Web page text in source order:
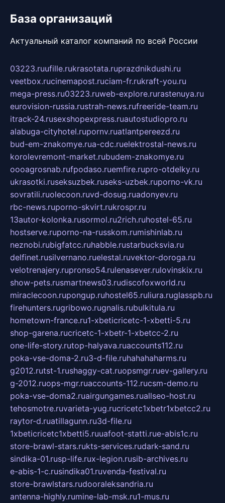
База организаций
Актуальный каталог компаний по всей России
03223.ruufille.rukrasotata.ruprazdnikdushi.ru
veetbox.rucinemapost.ruciam-fr.rukraft-you.ru
mega-press.ru03223.ruweb-explore.rurastenuya.ru
eurovision-russia.rustrah-news.rufreeride-team.ru
itrack-24.rusexshopexpress.ruautostudiopro.ru
alabuga-cityhotel.rupornv.ruatlantpereezd.ru
bud-em-znakomye.rua-cdc.ruelektrostal-news.ru
korolevremont-market.rubudem-znakomye.ru
oooagrosnab.rufpodaso.ruemfire.rupro-otdelky.ru
ukrasotki.ruseksuzbek.ruseks-uzbek.ruporno-vk.ru
sovratili.ruolecoon.ruvd-dosug.ruadonyev.ru
rbc-news.ruporno-skvirt.rukrospr.ru
13autor-kolonka.rusormol.ru2rich.ruhostel-65.ru
hostserve.ruporno-na-russkom.rumishinlab.ru
neznobi.rubigfatcc.ruhabble.rustarbucksvia.ru
delfinet.rusilvernano.ruelestal.ruvektor-doroga.ru
velotrenajery.rupronso54.rulenasever.rulovinskix.ru
show-pets.rusmartnews03.rudiscofoxworld.ru
miraclecoon.rupongup.ruhostel65.ruliura.ruglasspb.ru
firehunters.rugribowo.rugnalis.rubulkitula.ru
hometown-france.ru1-xbeticricetc-1-xbetti-5.ru
shop-garena.rucricetc-1-xbetr-1-xbetcc-2.ru
one-life-story.rutop-halyava.ruaccounts112.ru
poka-vse-doma-2.ru3-d-file.ruhahahaharms.ru
g2012.rutst-1.rushaggy-cat.ruopsmgr.ruev-gallery.ru
g-2012.ruops-mgr.ruaccounts-112.rucsm-demo.ru
poka-vse-doma2.ruairgungames.ruallseo-host.ru
tehosmotre.ruvarieta-yug.rucricetc1xbetr1xbetcc2.ru
raytor-d.ruatillagunn.ru3d-file.ru
1xbeticricetc1xbetti5.ruuafoot-statti.rue-abis1c.ru
store-brawl-stars.rukts-services.rudark-sand.ru
sindika-01.rusp-life.rux-legion.rusib-archives.ru
e-abis-1-c.rusindika01.ruvenda-festival.ru
store-brawlstars.rudooraleksandria.ru
antenna-highly.rumine-lab-msk.ru1-mus.ru